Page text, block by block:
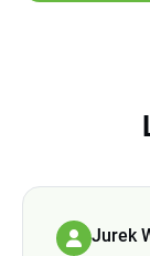
Jurek